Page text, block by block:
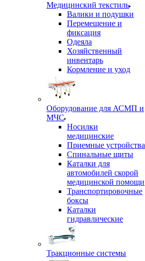
Медицинский текстиль
Валики и подушки
Перемещение и
фиксация
Одеяла
Хозяйственный
инвентарь
Кормление и уход
Оборудование для АСМП и
МЧС
Носилки
медицинские
Приемные устройства
Спинальные щиты
Каталки для
автомобилей скорой
медицинской помощи
Транспортировочные
боксы
Каталки
гидравлические
Тракционные системы